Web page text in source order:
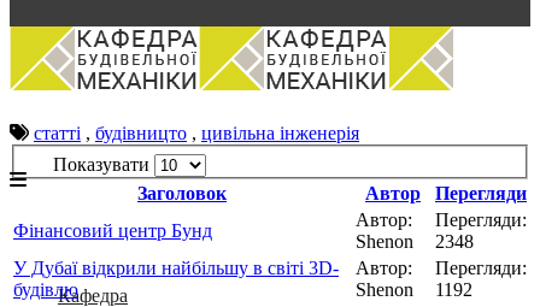
Кафедра
статті , будівницто , цивільна інженерія
Показувати
Заголовок
Автор
Перегляди
Фінансовий центр Бунд
Автор:
Shenon
Перегляди:
2348
У Дубаї відкрили найбільшу в світі 3D-
будівлю
Автор:
Shenon
Перегляди:
1192